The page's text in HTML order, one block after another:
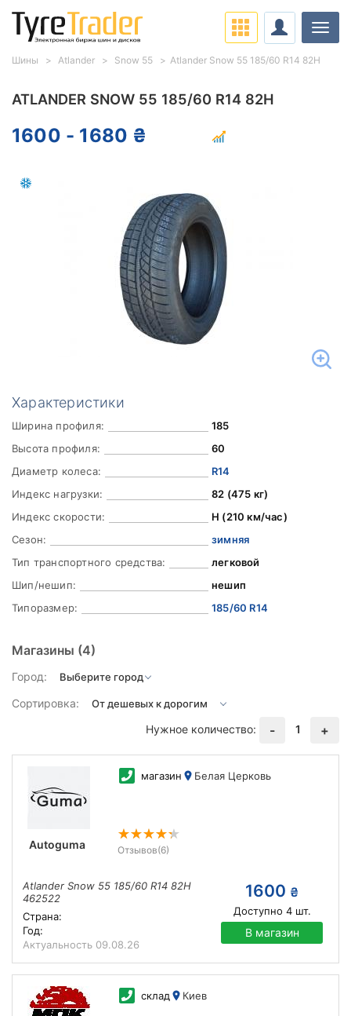
ATLANDER SNOW 55 185/60 R14 82H
1600 - 1680 ₴
Характеристики
Ширина профиля:
185
Высота профиля:
60
Диаметр колеса:
R14
Индекс нагрузки:
82 (475 кг)
Индекс скорости:
H (210 км/час)
Сезон:
зимняя
Тип транспортного средства:
легковой
Шип/нешип:
нешип
Типоразмер:
185/60 R14
Магазины (4)
Город:
Сортировка:
Нужное количество:
- 1 +
Autoguma
магазин Белая Церковь
Отзывов(6)
Atlander Snow 55 185/60 R14 82H
462522
Страна:
Год:
Актуальность 09.08.26
1600 ₴
Доступно 4шт.
В магазин
склад Киев
Шины Atlander Snow 55 Atlander Snow 55 185/60 R14 82H